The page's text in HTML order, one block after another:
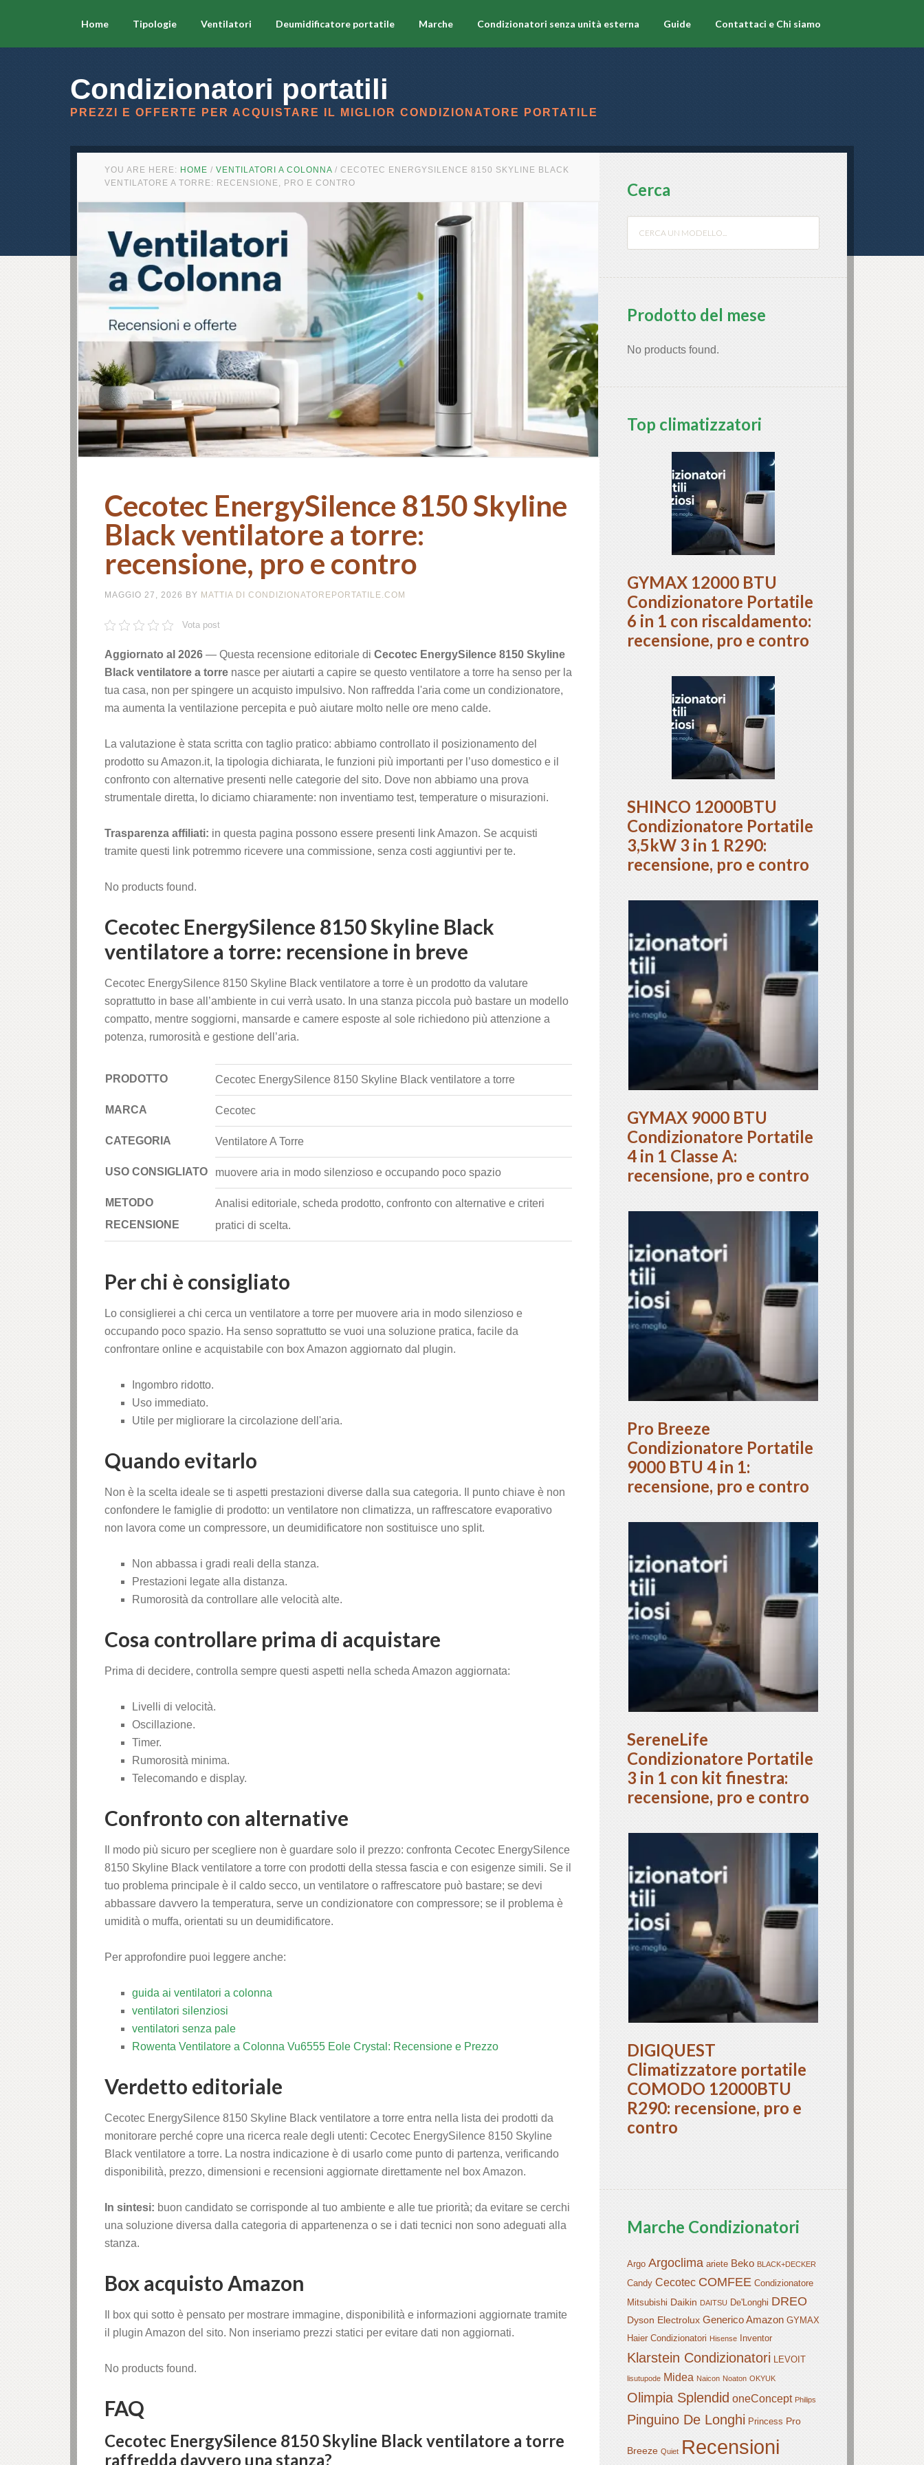
Home Tipologie Ventilatori Deumidificatore portatile Marche Condizionatori senza unità esterna Guide Contattaci e Chi siamo
Condizionatori portatili
PREZZI E OFFERTE PER ACQUISTARE IL MIGLIOR CONDIZIONATORE PORTATILE
YOU ARE HERE: HOME / VENTILATORI A COLONNA / CECOTEC ENERGYSILENCE 8150 SKYLINE BLACK
VENTILATORE A TORRE: RECENSIONE, PRO E CONTRO
Cecotec EnergySilence 8150 Skyline
Black ventilatore a torre:
recensione, pro e contro
MAGGIO 27, 2026 BY MATTIA DI CONDIZIONATOREPORTATILE.COM
Vota post
Aggiornato al 2026 — Questa recensione editoriale di Cecotec EnergySilence 8150 Skyline
Black ventilatore a torre nasce per aiutarti a capire se questo ventilatore a torre ha senso per la
tua casa, non per spingere un acquisto impulsivo. Non raffredda l'aria come un condizionatore,
ma aumenta la ventilazione percepita e può aiutare molto nelle ore meno calde.
La valutazione è stata scritta con taglio pratico: abbiamo controllato il posizionamento del
prodotto su Amazon.it, la tipologia dichiarata, le funzioni più importanti per l’uso domestico e il
confronto con alternative presenti nelle categorie del sito. Dove non abbiamo una prova
strumentale diretta, lo diciamo chiaramente: non inventiamo test, temperature o misurazioni.
Trasparenza affiliati: in questa pagina possono essere presenti link Amazon. Se acquisti
tramite questi link potremmo ricevere una commissione, senza costi aggiuntivi per te.
No products found.
Cecotec EnergySilence 8150 Skyline Black
ventilatore a torre: recensione in breve
Cecotec EnergySilence 8150 Skyline Black ventilatore a torre è un prodotto da valutare
soprattutto in base all’ambiente in cui verrà usato. In una stanza piccola può bastare un modello
compatto, mentre soggiorni, mansarde e camere esposte al sole richiedono più attenzione a
potenza, rumorosità e gestione dell’aria.
PRODOTTO Cecotec EnergySilence 8150 Skyline Black ventilatore a torre
MARCA Cecotec
CATEGORIA Ventilatore A Torre
USO CONSIGLIATO muovere aria in modo silenzioso e occupando poco spazio
METODO
RECENSIONE
Analisi editoriale, scheda prodotto, confronto con alternative e criteri
pratici di scelta.
Per chi è consigliato
Lo consiglierei a chi cerca un ventilatore a torre per muovere aria in modo silenzioso e
occupando poco spazio. Ha senso soprattutto se vuoi una soluzione pratica, facile da
confrontare online e acquistabile con box Amazon aggiornato dal plugin.
Ingombro ridotto.
Uso immediato.
Utile per migliorare la circolazione dell'aria.
Quando evitarlo
Non è la scelta ideale se ti aspetti prestazioni diverse dalla sua categoria. Il punto chiave è non
confondere le famiglie di prodotto: un ventilatore non climatizza, un raffrescatore evaporativo
non lavora come un compressore, un deumidificatore non sostituisce uno split.
Non abbassa i gradi reali della stanza.
Prestazioni legate alla distanza.
Rumorosità da controllare alle velocità alte.
Cosa controllare prima di acquistare
Prima di decidere, controlla sempre questi aspetti nella scheda Amazon aggiornata:
Livelli di velocità.
Oscillazione.
Timer.
Rumorosità minima.
Telecomando e display.
Confronto con alternative
Il modo più sicuro per scegliere non è guardare solo il prezzo: confronta Cecotec EnergySilence
8150 Skyline Black ventilatore a torre con prodotti della stessa fascia e con esigenze simili. Se il
tuo problema principale è il caldo secco, un ventilatore o raffrescatore può bastare; se devi
abbassare davvero la temperatura, serve un condizionatore con compressore; se il problema è
umidità o muffa, orientati su un deumidificatore.
Per approfondire puoi leggere anche:
guida ai ventilatori a colonna
ventilatori silenziosi
ventilatori senza pale
Rowenta Ventilatore a Colonna Vu6555 Eole Crystal: Recensione e Prezzo
Verdetto editoriale
Cecotec EnergySilence 8150 Skyline Black ventilatore a torre entra nella lista dei prodotti da
monitorare perché copre una ricerca reale degli utenti: Cecotec EnergySilence 8150 Skyline
Black ventilatore a torre. La nostra indicazione è di usarlo come punto di partenza, verificando
disponibilità, prezzo, dimensioni e recensioni aggiornate direttamente nel box Amazon.
In sintesi: buon candidato se corrisponde al tuo ambiente e alle tue priorità; da evitare se cerchi
una soluzione diversa dalla categoria di appartenenza o se i dati tecnici non sono adeguati alla
stanza.
Box acquisto Amazon
Il box qui sotto è pensato per mostrare immagine, disponibilità e informazioni aggiornate tramite
il plugin Amazon del sito. Non inseriamo prezzi statici per evitare dati non aggiornati.
No products found.
FAQ
Cecotec EnergySilence 8150 Skyline Black ventilatore a torre
raffredda davvero una stanza?
Cerca
Prodotto del mese
No products found.
Top climatizzatori
GYMAX 12000 BTU
Condizionatore Portatile
6 in 1 con riscaldamento:
recensione, pro e contro
SHINCO 12000BTU
Condizionatore Portatile
3,5kW 3 in 1 R290:
recensione, pro e contro
GYMAX 9000 BTU
Condizionatore Portatile
4 in 1 Classe A:
recensione, pro e contro
Pro Breeze
Condizionatore Portatile
9000 BTU 4 in 1:
recensione, pro e contro
SereneLife
Condizionatore Portatile
3 in 1 con kit finestra:
recensione, pro e contro
DIGIQUEST
Climatizzatore portatile
COMODO 12000BTU
R290: recensione, pro e
contro
Marche Condizionatori
Argo Argoclima ariete Beko BLACK+DECKER
Candy Cecotec COMFEE Condizionatore
Mitsubishi Daikin DAITSU De'Longhi DREO
Dyson Electrolux Generico Amazon GYMAX
Haier Condizionatori Hisense Inventor
Klarstein Condizionatori LEVOIT
lisutupode Midea Naicon Noaton OKYUK
Olimpia Splendid oneConcept Philips
Pinguino De Longhi Princess Pro
Breeze Quiet Recensioni